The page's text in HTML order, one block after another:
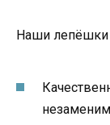
Наши лепёшки